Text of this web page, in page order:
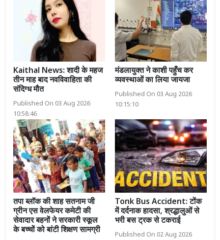
Kaithal News: शादी के महज
तीन माह बाद नवविवाहिता की
संदिग्ध मौत
Published On 03 Aug 2026
10:58:46
मंडलायुक्त ने काशी पहुँच कर
व्यवस्थाओं का लिया जायजा
Published On 03 Aug 2026
10:15:10
तपा ब्लॉक की शाह सतनाम जी
ग्रीन एस वेलफेयर कमेटी की
सेवादार बहनों ने सरकारी स्कूल
के बच्चों को बांटी शिक्षण सामग्री
Tonk Bus Accident: टोंक
में दर्दनाक हादसा, श्रद्धालुओं से
भरी बस ट्रक से टकराई
Published On 02 Aug 2026